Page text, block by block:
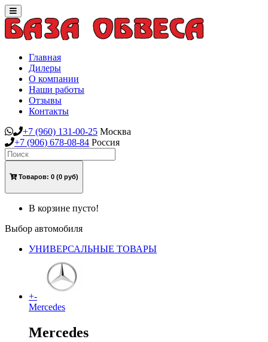
Toggle
navigation
Главная
Дилеры
О компании
Наши работы
Отзывы
Контакты
+7 (960) 131-00-25 Москва
+7 (906) 678-08-84 Россия
Товаров: 0 (0 руб)
В корзине пусто!
Выбор автомобиля
УНИВЕРСАЛЬНЫЕ ТОВАРЫ
+-
Mercedes
Mercedes